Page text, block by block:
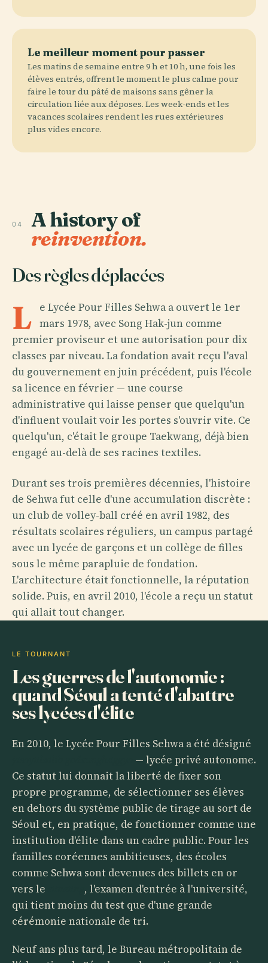
Le meilleur moment pour passer
Les matins de semaine entre 9 h et 10 h, une fois les
élèves entrés, offrent le moment le plus calme pour
faire le tour du pâté de maisons sans gêner la
circulation liée aux déposes. Les week-ends et les
vacances scolaires rendent les rues extérieures
plus vides encore.
04 A history of
reinvention.
Des règles déplacées
L
e Lycée Pour Filles Sehwa a ouvert le 1er
mars 1978, avec Song Hak-jun comme
premier proviseur et une autorisation pour dix
classes par niveau. La fondation avait reçu l'aval
du gouvernement en juin précédent, puis l'école
sa licence en février — une course
administrative qui laisse penser que quelqu'un
d'influent voulait voir les portes s'ouvrir vite. Ce
quelqu'un, c'était le groupe Taekwang, déjà bien
engagé au-delà de ses racines textiles.
Durant ses trois premières décennies, l'histoire
de Sehwa fut celle d'une accumulation discrète :
un club de volley-ball créé en avril 1982, des
résultats scolaires réguliers, un campus partagé
avec un lycée de garçons et un collège de filles
sous le même parapluie de fondation.
L'architecture était fonctionnelle, la réputation
solide. Puis, en avril 2010, l'école a reçu un statut
qui allait tout changer.
LE TOURNANT
Les guerres de l'autonomie :
quand Séoul a tenté d'abattre
ses lycées d'élite
En 2010, le Lycée Pour Filles Sehwa a été désigné
— lycée privé autonome.
Ce statut lui donnait la liberté de fixer son
propre programme, de sélectionner ses élèves
en dehors du système public de tirage au sort de
Séoul et, en pratique, de fonctionner comme une
institution d'élite dans un cadre public. Pour les
familles coréennes ambitieuses, des écoles
comme Sehwa sont devenues des billets en or
vers le
, l'examen d'entrée à l'université,
qui tient moins du test que d'une grande
cérémonie nationale de tri.
Neuf ans plus tard, le Bureau métropolitain de